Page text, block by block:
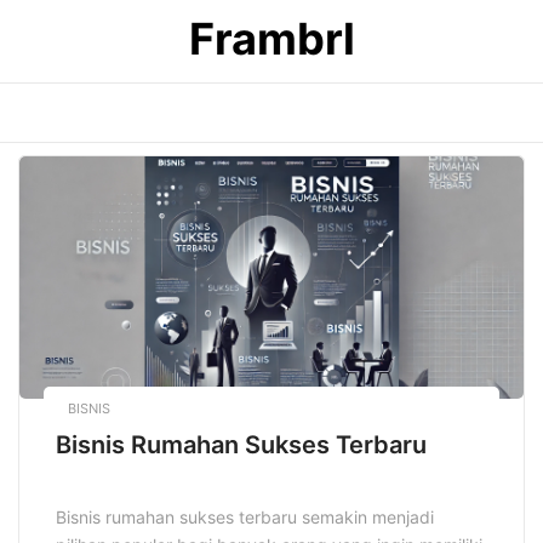
Frambrl
BISNIS
Bisnis Rumahan Sukses Terbaru
Bisnis rumahan sukses terbaru semakin menjadi